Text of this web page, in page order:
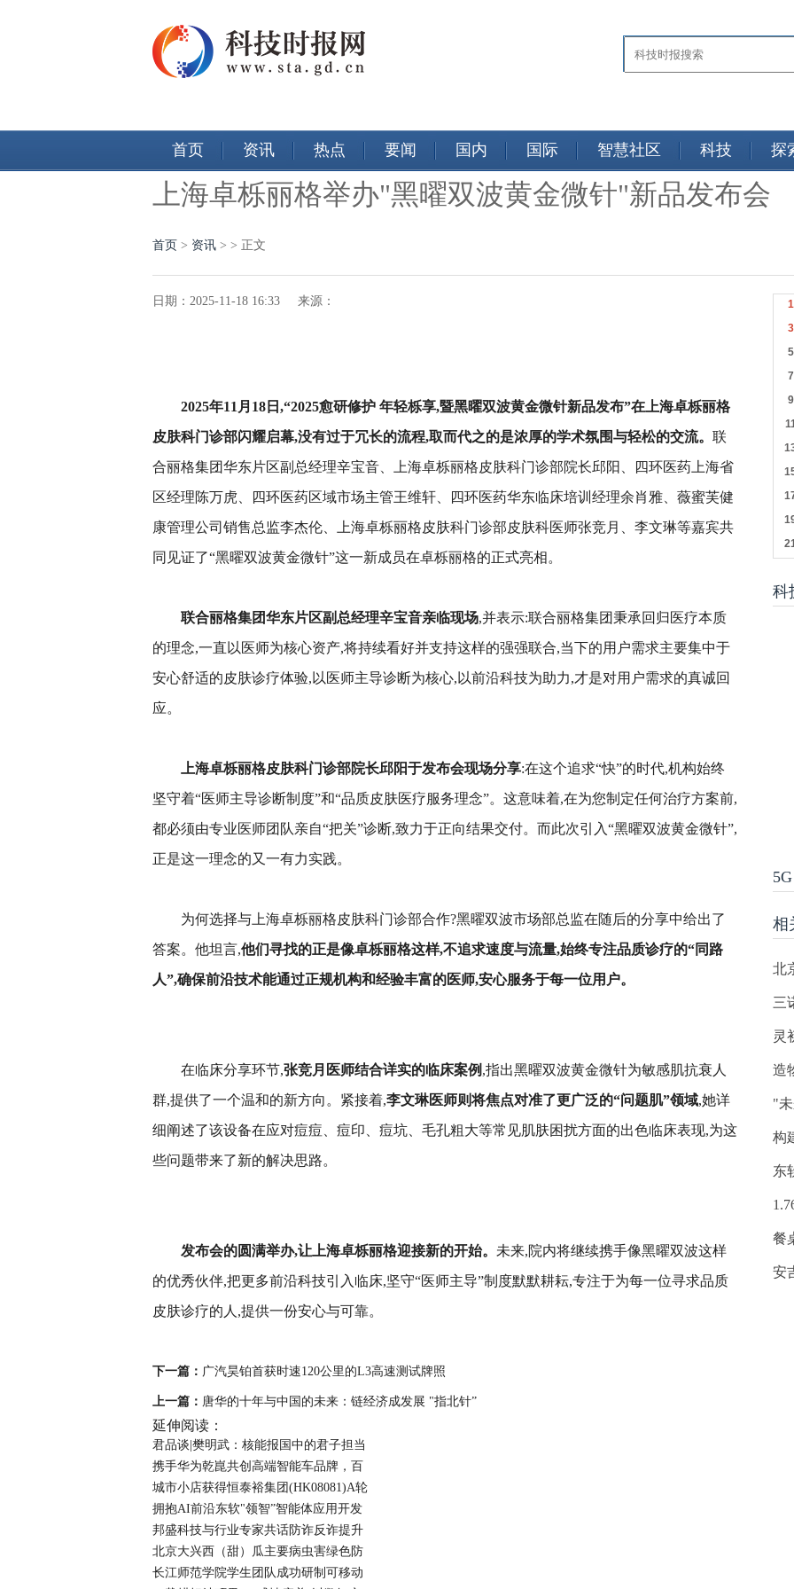
首页 资讯 热点 要闻 国内 国际 智慧社区 科技 探
上海卓栎丽格举办"黑曜双波黄金微针"新品发布会
首页 > 资讯 > > 正文
日期：2025-11-18 16:33 来源：
2025年11 月18 日,“2025愈研修护 年轻栎享,暨黑曜双波黄金微针新品发布”在上海卓栎丽格
皮肤科门诊部闪耀启幕,没有过于冗长的流程,取而代之的是浓厚的学术氛围与轻松的交流。 联
合丽格集团华东片区副总经理辛宝音、上海卓栎丽格皮肤科门诊部院长邱阳、四环医药上海省
区经理陈万虎、四环医药区域市场主管王维轩、四环医药华东临床培训经理余肖雅、薇蜜芙健
康管理公司销售总监李杰伦、上海卓栎丽格皮肤科门诊部皮肤科医师张竞月、李文琳等嘉宾共
同见证了“黑曜双波黄金微针”这一新成员在卓栎丽格的正式亮相。
联合丽格集团华东片区副总经理辛宝音亲临现场,并表示:联合丽格集团秉承回归医疗本质
的理念,一直以医师为核心资产,将持续看好并支持这样的强强联合,当下的用户需求主要集中于
安心舒适的皮肤诊疗体验,以医师主导诊断为核心,以前沿科技为助力,才是对用户需求的真诚回
应。
上海卓栎丽格皮肤科门诊部院长邱阳于发布会现场分享:在这个追求“快”的时代,机构始终
坚守着“医师主导诊断制度”和“品质皮肤医疗服务理念”。这意味着,在为您制定任何治疗方案前,
都必须由专业医师团队亲自“把关”诊断,致力于正向结果交付。而此次引入“黑曜双波黄金微针”,
正是这一理念的又一有力实践。
为何选择与上海卓栎丽格皮肤科门诊部合作?黑曜双波市场部总监在随后的分享中给出了
答案。他坦言,他们寻找的正是像卓栎丽格这样,不追求速度与流量,始终专注品质诊疗的“同路
人”,确保前沿技术能通过正规机构和经验丰富的医师,安心服务于每一位用户。
在临床分享环节,张竞月医师结合详实的临床案例 ,指出黑曜双波黄金微针为敏感肌抗衰人
群,提供了一个温和的新方向。紧接着,李文琳医师则将焦点对准了更广泛的“问题肌”领域,她详
细阐述了该设备在应对痘痘、痘印、痘坑、毛孔粗大等常见肌肤困扰方面的出色临床表现,为这
些问题带来了新的解决思路。
发布会的圆满举办,让上海卓栎丽格迎接新的开始。 未来,院内将继续携手像黑曜双波这样
的优秀伙伴,把更多前沿科技引入临床,坚守“医师主导”制度默默耕耘,专注于为每一位寻求品质
皮肤诊疗的人,提供一份安心与可靠。
下一篇： 广汽昊铂首获时速120公里的L3高速测试牌照
上一篇： 唐华的十年与中国的未来：链经济成发展 "指北针”
延伸阅读：
君品谈|樊明武：核能报国中的君子担当
携手华为乾崑共创高端智能车品牌，百
城市小店获得恒泰裕集团(HK08081)A轮
拥抱AI前沿东软"领智”智能体应用开发
邦盛科技与行业专家共话防诈反诈提升
北京大兴西（甜）瓜主要病虫害绿色防
长江师范学院学生团队成功研制可移动
科
5G
相
北
三
灵
造
"
构
东
餐
安